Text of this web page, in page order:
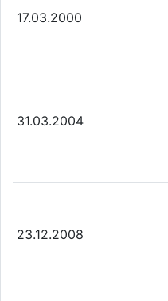
17.03.2000
31.03.2004
23.12.2008